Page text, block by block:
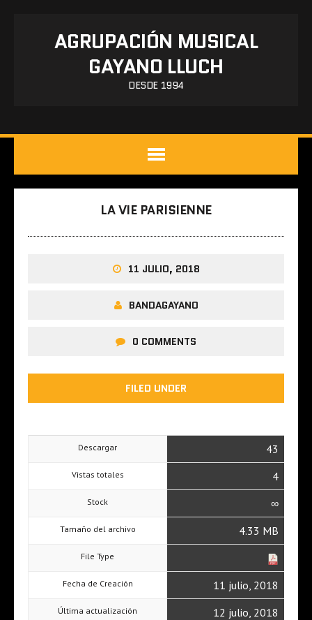
AGRUPACIÓN MUSICAL
GAYANO LLUCH
DESDE 1994
LA VIE PARISIENNE
11 JULIO, 2018
BANDAGAYANO
0 COMMENTS
FILED UNDER
Descargar 43
Vistas totales 4
Stock ∞
Tamaño del archivo 4.33 MB
File Type
Fecha de Creación 11 julio, 2018
Última actualización 12 julio, 2018